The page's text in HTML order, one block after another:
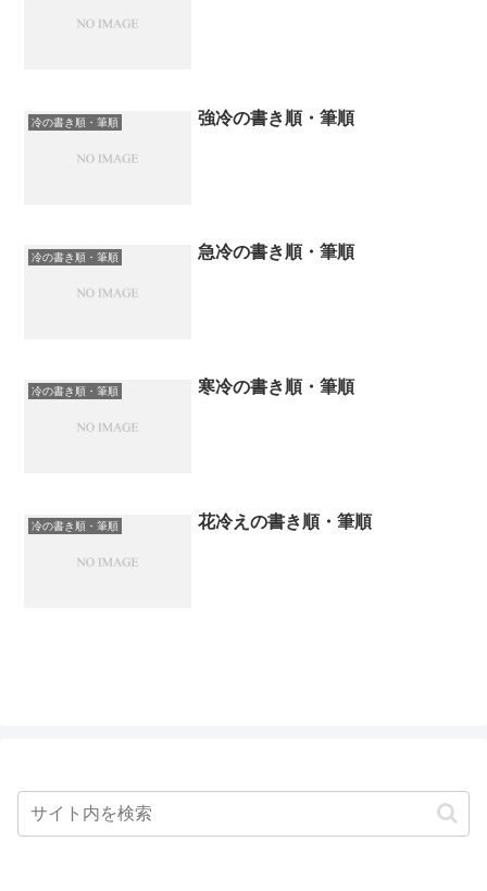
冷の書き順・筆順 強冷の書き順・筆順
冷の書き順・筆順 急冷の書き順・筆順
冷の書き順・筆順 寒冷の書き順・筆順
冷の書き順・筆順 花冷えの書き順・筆順